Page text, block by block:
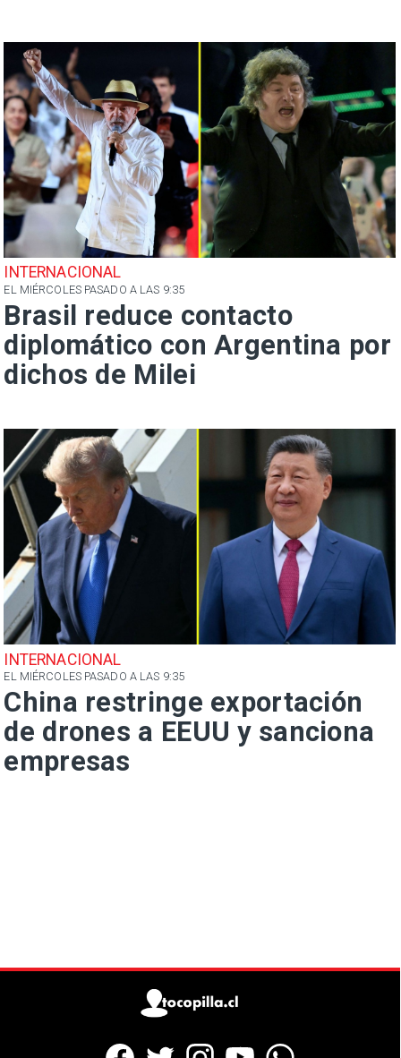
INTERNACIONAL
EL MIÉRCOLES PASADO A LAS 9:35
Brasil reduce contacto
diplomático con Argentina por
dichos de Milei
INTERNACIONAL
EL MIÉRCOLES PASADO A LAS 9:35
China restringe exportación
de drones a EEUU y sanciona
empresas